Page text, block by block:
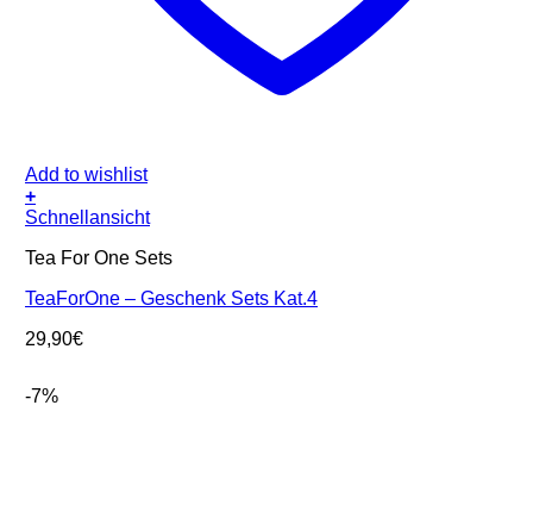
Add to wishlist
+
Schnellansicht
Tea For One Sets
TeaForOne – Geschenk Sets Kat.4
29,90€
-7%